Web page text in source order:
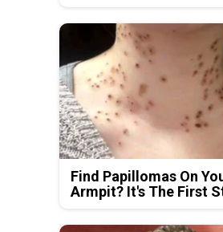
Find Papillomas On
Armpit? It's The First